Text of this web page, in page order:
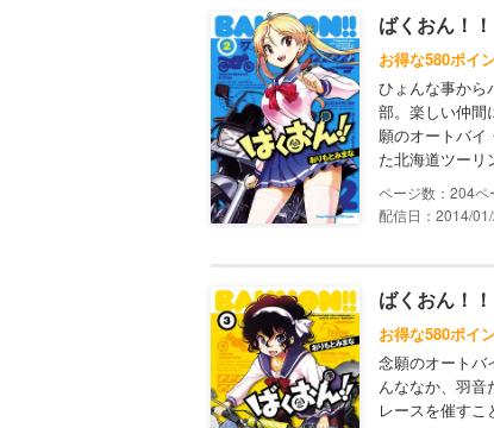
ばくおん！
お得な580ポイ
ひょんな事から
部。楽しい仲間
願のオートバイ
た北海道ツー
204
配信日：2014/
ばくおん！
お得な580ポイ
念願のオートバ
んななか、羽音
レースを催す